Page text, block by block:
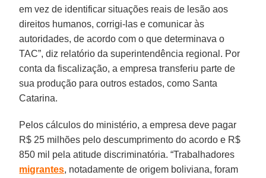
em vez de identificar situações reais de lesão aos
direitos humanos, corrigi-las e comunicar às
autoridades, de acordo com o que determinava o
TAC”, diz relatório da superintendência regional. Por
conta da fiscalização, a empresa transferiu parte de
sua produção para outros estados, como Santa
Catarina.
Pelos cálculos do ministério, a empresa deve pagar
R$ 25 milhões pelo descumprimento do acordo e R$
850 mil pela atitude discriminatória. “Trabalhadores
migrantes, notadamente de origem boliviana, foram